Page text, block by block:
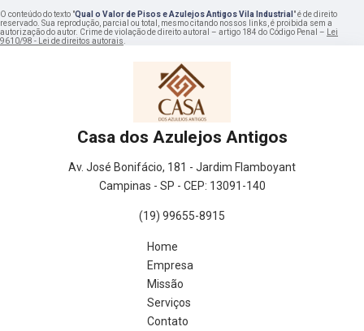
O conteúdo do texto "Qual o Valor de Pisos e Azulejos Antigos Vila Industrial " é de direito
reservado. Sua reprodução, parcial ou total, mesmo citando nossos links, é proibida sem a
autorização do autor. Crime de violação de direito autoral – artigo 184 do Código Penal –
Lei
9610/98 - Lei de direitos autorais
Casa dos Azulejos Antigos
Av. José Bonifácio, 181 - Jardim Flamboyant
Campinas - SP - CEP: 13091-140
(19) 99655-8915
Home
Empresa
Missão
Serviços
Contato